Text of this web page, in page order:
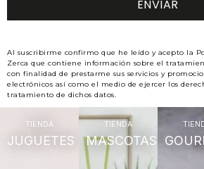
Al suscribirme confirmo que he leído y acepto la
Zerca que contiene información sobre el
con finalidad de prestarme sus servicios y
electrónicos así como el medio de ejercer los
tratamiento de dichos datos.
TIENDA
JUGUETES
TIENDA
MASCOTAS